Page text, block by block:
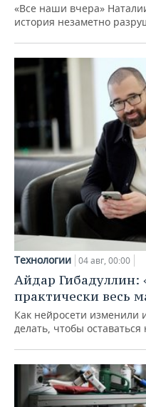
«Все наши вчера»
история незаметно
Технологии 04 авг, 00:00
Айдар Гибадуллин:
практически весь
Как нейросети изменили
делать, чтобы